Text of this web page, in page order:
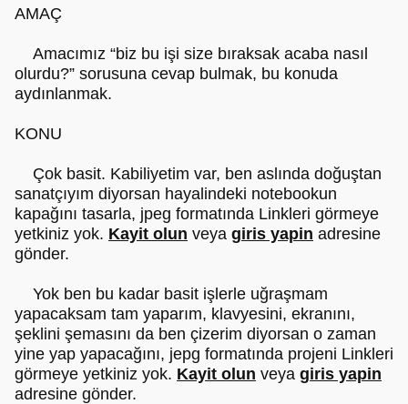
AMAÇ
Amacımız “biz bu işi size bıraksak acaba nasıl
olurdu?” sorusuna cevap bulmak, bu konuda
aydınlanmak.
KONU
Çok basit. Kabiliyetim var, ben aslında doğuştan
sanatçıyım diyorsan hayalindeki notebookun
kapağını tasarla, jpeg formatında Linkleri görmeye
yetkiniz yok. Kayit olun veya giris yapin adresine
gönder.
Yok ben bu kadar basit işlerle uğraşmam
yapacaksam tam yaparım, klavyesini, ekranını,
şeklini şemasını da ben çizerim diyorsan o zaman
yine yap yapacağını, jepg formatında projeni Linkleri
görmeye yetkiniz yok. Kayit olun veya giris yapin
adresine gönder.